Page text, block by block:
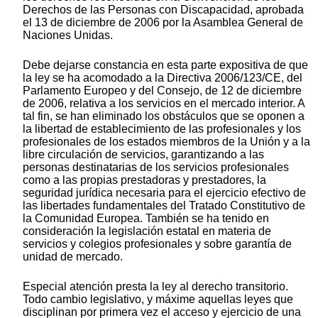
Derechos de las Personas con Discapacidad, aprobada
el 13 de diciembre de 2006 por la Asamblea General de
Naciones Unidas.
Debe dejarse constancia en esta parte expositiva de que
la ley se ha acomodado a la Directiva 2006/123/CE, del
Parlamento Europeo y del Consejo, de 12 de diciembre
de 2006, relativa a los servicios en el mercado interior. A
tal fin, se han eliminado los obstáculos que se oponen a
la libertad de establecimiento de las profesionales y los
profesionales de los estados miembros de la Unión y a la
libre circulación de servicios, garantizando a las
personas destinatarias de los servicios profesionales
como a las propias prestadoras y prestadores, la
seguridad jurídica necesaria para el ejercicio efectivo de
las libertades fundamentales del Tratado Constitutivo de
la Comunidad Europea. También se ha tenido en
consideración la legislación estatal en materia de
servicios y colegios profesionales y sobre garantía de
unidad de mercado.
Especial atención presta la ley al derecho transitorio.
Todo cambio legislativo, y máxime aquellas leyes que
disciplinan por primera vez el acceso y ejercicio de una